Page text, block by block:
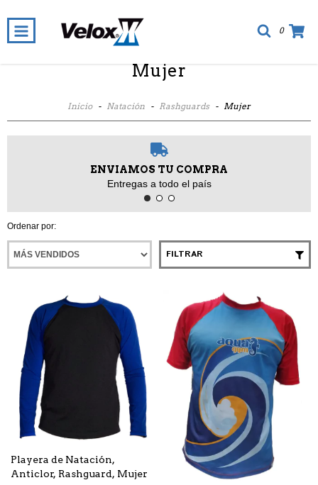
0
Mujer
Inicio - Natación - Rashguards - Mujer
ENVIAMOS TU COMPRA
Entregas a todo el país
Ordenar por:
FILTRAR
Playera de Natación,
Anticlor, Rashguard, Mujer